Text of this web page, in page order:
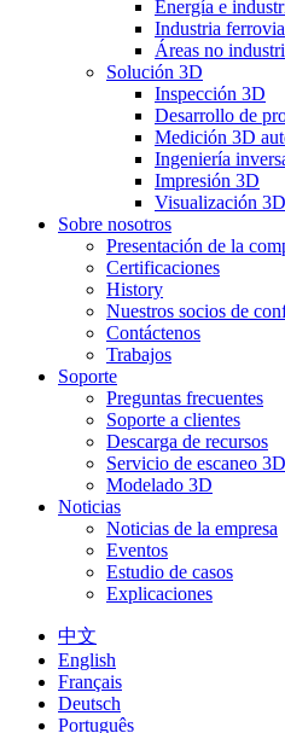
Energía e
Industria
Áreas no
Solución 3D
Inspección 3D
Desarrollo de
Medición 3D
Ingeniería
Impresión 3D
Visualización 3D
Sobre nosotros
Presentación de la
Certificaciones
History
Nuestros socios de
Contáctenos
Trabajos
Soporte
Preguntas frecuentes
Soporte a clientes
Descarga de recursos
Servicio de escaneo 3D
Modelado 3D
Noticias
Noticias de la empresa
Eventos
Estudio de casos
Explicaciones
中文
English
Français
Deutsch
Português